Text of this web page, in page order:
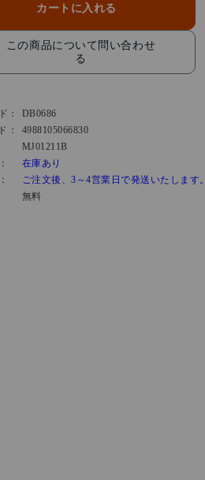
カートに入れる
この商品について問い合わせ
る
：
DB0686
：
4988105066830
MJ01211B
在庫あり
ご注文後、3～4営業日で発送いたします。
無料